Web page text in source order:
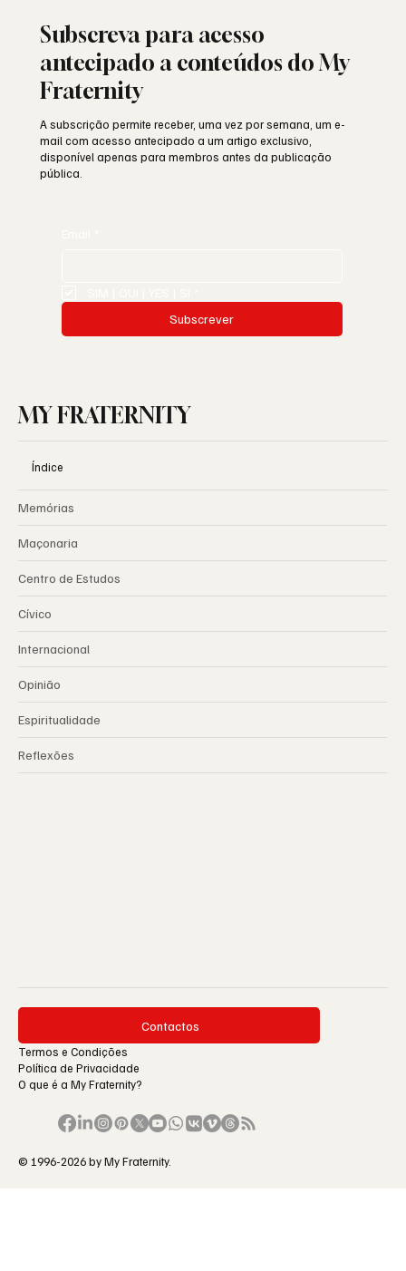
Subscreva para acesso
antecipado a conteúdos do My
Fraternity
A subscrição permite receber, uma vez por semana, um e-
mail com acesso antecipado a um artigo exclusivo,
disponível apenas para membros antes da publicação
pública.
Subscrever
MY FRATERNITY
Índice
Memórias
Maçonaria
Centro de Estudos
Cívico
Internacional
Opinião
Espiritualidade
Reflexões
Contactos
Termos e Condições
Política de Privacidade
O que é a My Fraternity?
© 1996-2026 by My Fraternity.